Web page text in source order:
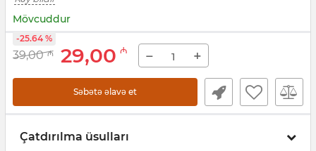
Mövcuddur
39,00 ₼ 29,00 ₼
-25.64 %
− +
Səbətə əlavə et
Çatdırılma üsulları